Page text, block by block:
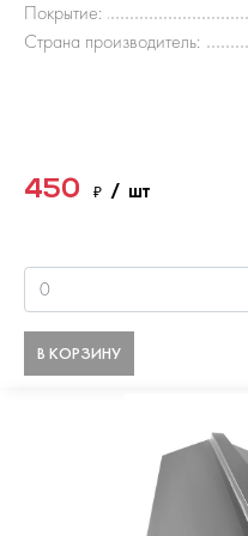
Покрытие:
Страна производитель:
450 ₽ / шт
В КОРЗИНУ